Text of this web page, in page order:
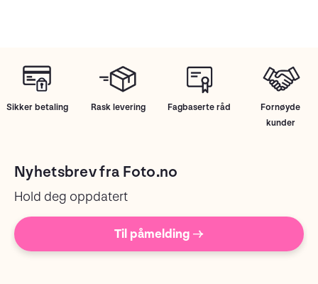
Sikker betaling Rask levering Fagbaserte råd
Fornøyde
kunder
Nyhetsbrev fra Foto.no
Hold deg oppdatert
Til påmelding →